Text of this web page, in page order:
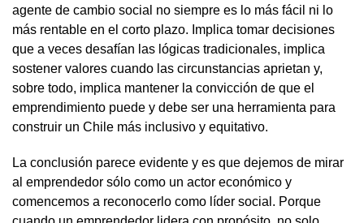
agente de cambio social no siempre es lo más fácil ni lo
más rentable en el corto plazo. Implica tomar decisiones
que a veces desafían las lógicas tradicionales, implica
sostener valores cuando las circunstancias aprietan y,
sobre todo, implica mantener la convicción de que el
emprendimiento puede y debe ser una herramienta para
construir un Chile más inclusivo y equitativo.
La conclusión parece evidente y es que dejemos de mirar
al emprendedor sólo como un actor económico y
comencemos a reconocerlo como líder social. Porque